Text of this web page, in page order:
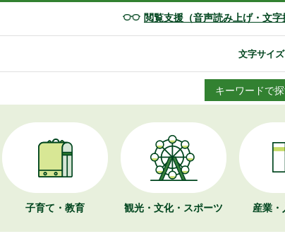
閲覧支援（音声読み上げ・文字
文字サイズ
キーワードで
子育て・教育 観光・文化・ スポーツ 産業